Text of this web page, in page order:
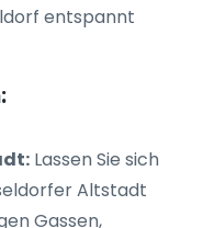
entspannt
Lassen Sie sich
Altstadt
Gassen,